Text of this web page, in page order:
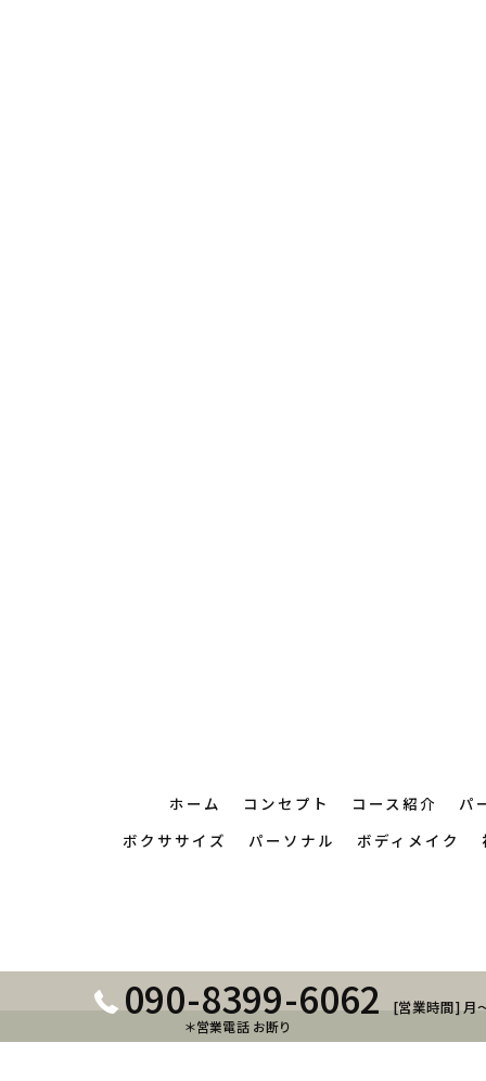
090-8399-6062
＊営業電話 お断り
[営業時間] 月
ホーム コンセプト コース紹介
パ
ボクササイズ
パーソナル ボディメイク